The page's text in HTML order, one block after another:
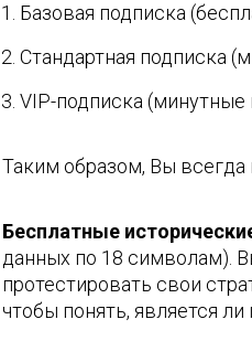
Базовая подписка
Стандартная подписка
VIP-подписка
Таким образом, Вы
Бесплатные
данных по 18 символам).
протестировать свои
чтобы понять, является